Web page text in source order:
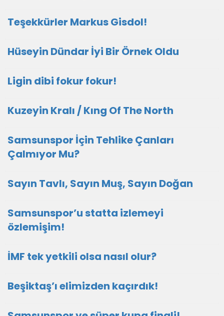
Teşekkürler Markus Gisdol!
Hüseyin Dündar İyi Bir Örnek Oldu
Ligin dibi fokur fokur!
Kuzeyin Kralı / Kıng Of The North
Samsunspor İçin Tehlike Çanları
Çalmıyor Mu?
Sayın Tavlı, Sayın Muş, Sayın Doğan
Samsunspor’u statta izlemeyi
özlemişim!
İMF tek yetkili olsa nasıl olur?
Beşiktaş’ı elimizden kaçırdık!